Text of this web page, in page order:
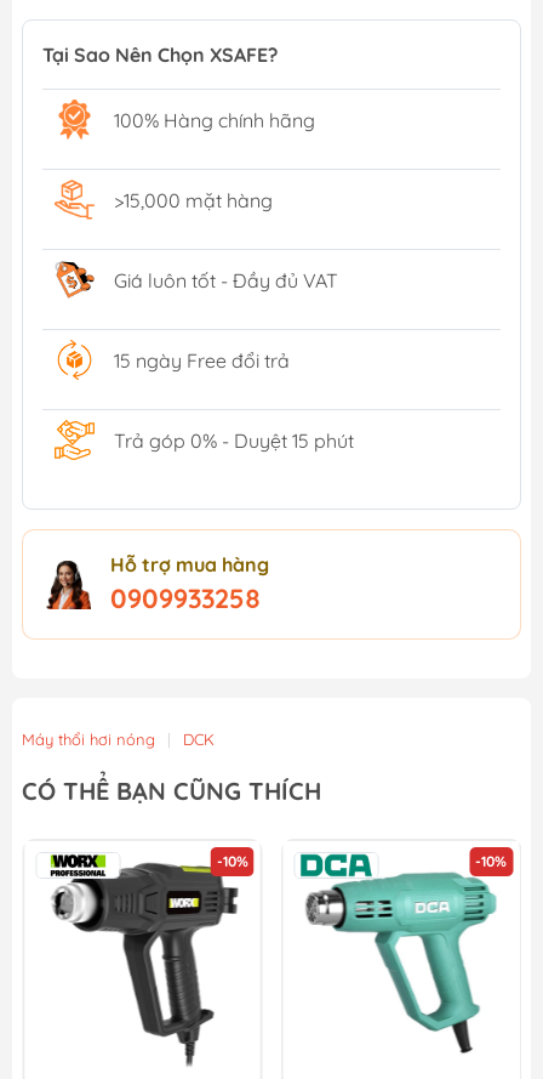
Tại Sao Nên Chọn XSAFE?
100% Hàng chính hãng
>15,000 mặt hàng
Giá luôn tốt - Đầy đủ VAT
15 ngày Free đổi trả
Trả góp 0% - Duyệt 15 phút
Hỗ trợ mua hàng
0909933258
Máy thổi hơi nóng | DCK
CÓ THỂ BẠN CŨNG THÍCH
-10% -10%